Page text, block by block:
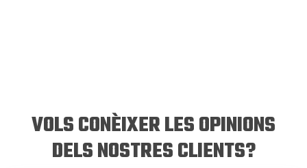
VOLS CONÈIXER LES OPINIONS
DELS NOSTRES CLIENTS?